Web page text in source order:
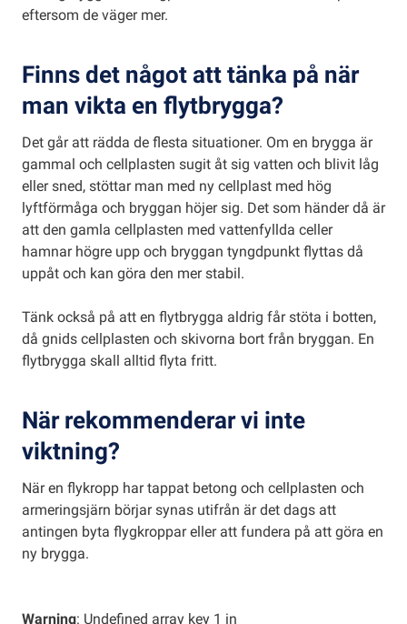
eftersom de väger mer.
Finns det något att tänka på när
man vikta en flytbrygga?
Det går att rädda de flesta situationer. Om en brygga är
gammal och cellplasten sugit åt sig vatten och blivit låg
eller sned, stöttar man med ny cellplast med hög
lyftförmåga och bryggan höjer sig. Det som händer då är
att den gamla cellplasten med vattenfyllda celler
hamnar högre upp och bryggan tyngdpunkt flyttas då
uppåt och kan göra den mer stabil.
Tänk också på att en flytbrygga aldrig får stöta i botten,
då gnids cellplasten och skivorna bort från bryggan. En
flytbrygga skall alltid flyta fritt.
När rekommenderar vi inte
viktning?
När en flykropp har tappat betong och cellplasten och
armeringsjärn börjar synas utifrån är det dags att
antingen byta flygkroppar eller att fundera på att göra en
ny brygga.
Warning: Undefined array key 1 in